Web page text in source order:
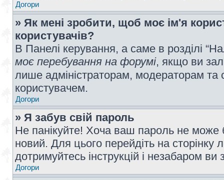
Догори
» Як мені зробити, щоб моє ім'я
користувачів?
В Панелі керування, а саме в розділі
моє перебування на форумі, якщо ви
лише адміністраторам, модераторам
користувачем.
Догори
» Я забув свій пароль
Не панікуйте! Хоча ваш пароль не може
новий. Для цього перейдіть на сторінку
дотримуйтесь інструкцій і незабаром
Догори